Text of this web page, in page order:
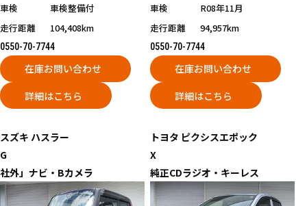
車検
車検整備付
走行距離
104,408km
0550-70-7744
在庫お問い合わせ
詳細はこちら
車検
R08年11月
走行距離
94,957km
0550-70-7744
在庫お問い合わせ
詳細はこちら
スズキ ハスラー
G
社外」ナビ・Bカメラ
トヨタ ピクシスエポック
X
純正CDラジオ・キーレス